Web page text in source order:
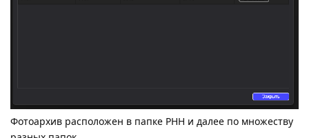
Фотоархив расположен в папке PHH и далее по множеству